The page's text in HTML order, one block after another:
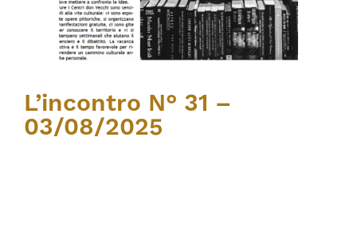
L’incontro N° 31 –
03/08/2025